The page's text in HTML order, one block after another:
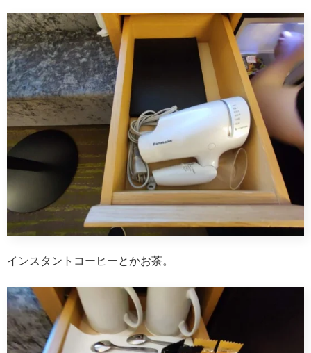
インスタントコーヒーとかお茶。